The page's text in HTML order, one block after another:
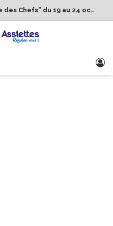
1er Édition de “La Semaine des Chefs” du 19 au 24 octobre 2026